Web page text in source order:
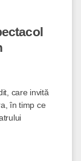
care invită
în timp ce